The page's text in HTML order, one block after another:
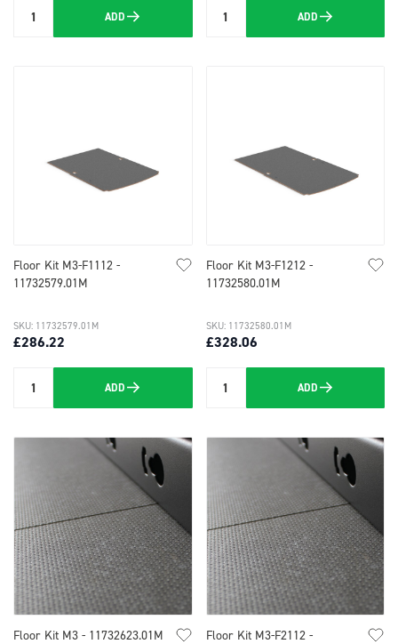
Quantity ADD Quantity ADD
Floor Kit M3-F1112 -
11732579.01M
£286.22
SKU: 11732579.01M
Quantity ADD
Floor Kit M3-F1212 -
11732580.01M
£328.06
SKU: 11732580.01M
Quantity ADD
Floor Kit M3 - 11732623.01M
Floor Kit M3-F2112 -